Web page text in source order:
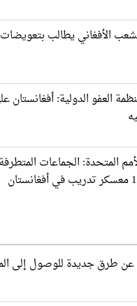
الأفغاني يطالب
العفو الدولية: أفغانستان
المتحدة: الجماعات
طرق جديدة للوصول إلى